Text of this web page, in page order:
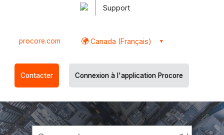
Support
procore.com Canada (Français)
Contacter Connexion à l'application Procore